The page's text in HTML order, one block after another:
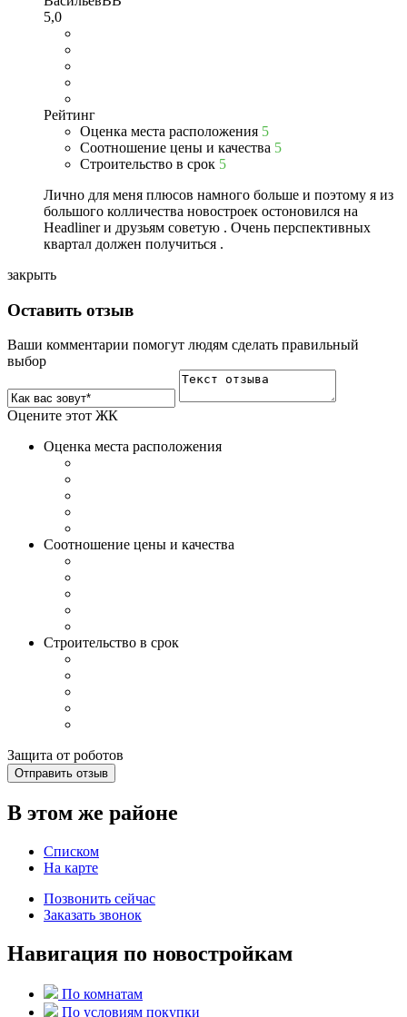
5,0
Рейтинг
Оценка места расположения 5
Соотношение цены и качества 5
Строительство в срок 5
Лично для меня плюсов намного больше и поэтому я из
большого колличества новостроек остоновился на
Headliner и друзьям советую . Очень перспективных
квартал должен получиться .
закрыть
Оставить отзыв
Ваши комментарии помогут людям сделать правильный
выбор
Оцените этот ЖК
Оценка места расположения
Соотношение цены и качества
Строительство в срок
Защита от роботов
Отправить отзыв
В этом же районе
Списком
На карте
Позвонить сейчас
Заказать звонок
Навигация по новостройкам
По комнатам
По условиям покупки